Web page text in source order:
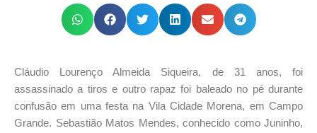
Cláudio Lourenço Almeida Siqueira, de 31 anos, foi
assassinado a tiros e outro rapaz foi baleado no pé durante
confusão em uma festa na Vila Cidade Morena, em Campo
Grande. Sebastião Matos Mendes, conhecido como Juninho,